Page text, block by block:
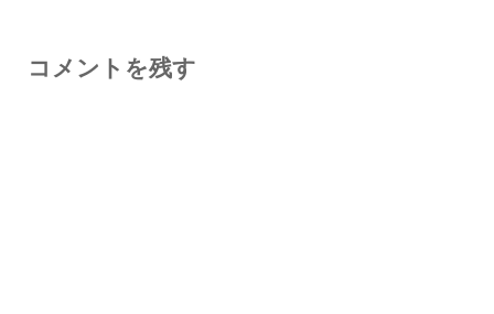
コメントを残す